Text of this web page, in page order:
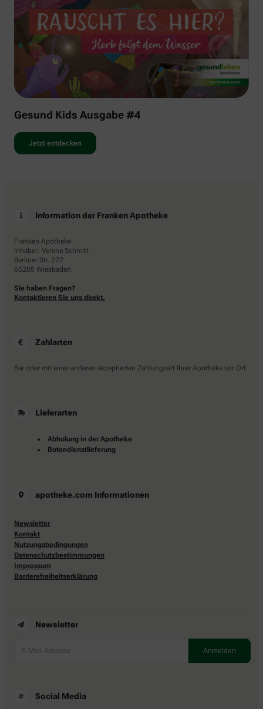
Gesund Kids Ausgabe #4
Jetzt entdecken
Information der Franken Apotheke
Franken Apotheke
Inhaber: Verena Schmitt
Berliner Str. 272
65205 Wiesbaden
Sie haben Fragen?
Kontaktieren Sie uns direkt.
Zahlarten
Bar oder mit einer anderen akzeptierten Zahlungsart Ihrer Apotheke vor Ort.
Lieferarten
Abholung in der Apotheke
Botendienstlieferung
apotheke.com Informationen
Newsletter
Kontakt
Nutzungsbedingungen
Datenschutzbestimmungen
Impressum
Barrierefreiheitserklärung
Newsletter
Social Media